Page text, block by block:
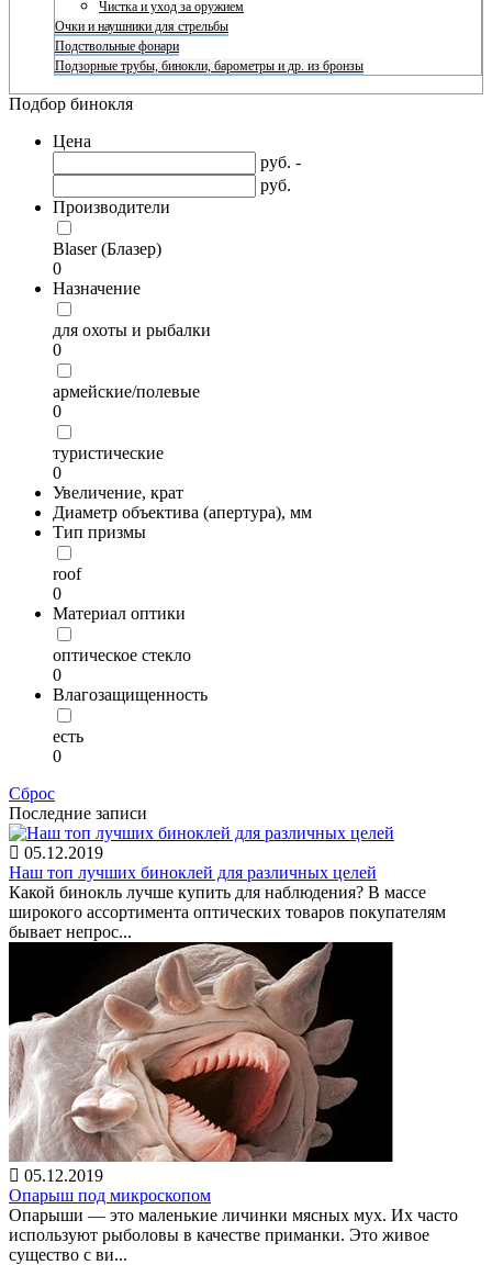
Чистка и уход за оружием
Очки и наушники для стрельбы
Подствольные фонари
Подзорные трубы, бинокли, барометры и др. из бронзы
Подбор бинокля
Цена
руб. -
руб.
Производители
Blaser (Блазер)
0
Назначение
для охоты и рыбалки
0
армейские/полевые
0
туристические
0
Увеличение, крат
Диаметр объектива (апертура), мм
Тип призмы
roof
0
Материал оптики
оптическое стекло
0
Влагозащищенность
есть
0
Сброс
Последние записи
05.12.2019
Наш топ лучших биноклей для различных целей
Какой бинокль лучше купить для наблюдения? В массе
широкого ассортимента оптических товаров покупателям
бывает непрос...
05.12.2019
Опарыш под микроскопом
Опарыши — это маленькие личинки мясных мух. Их часто
используют рыболовы в качестве приманки. Это живое
существо с ви...